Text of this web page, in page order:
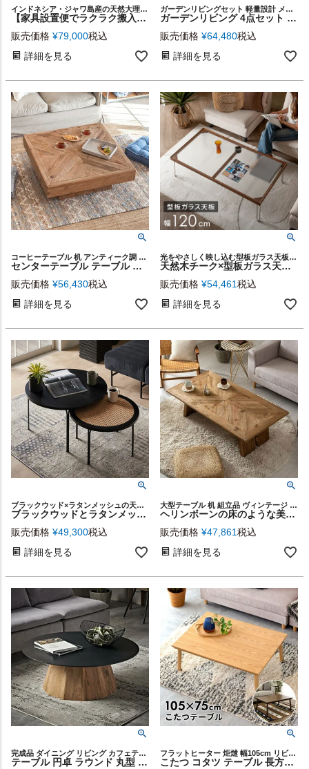
インドネシア・ジャワ島産の天然大理石とモンキーポッド（スワールウッド）を贅沢に使用、洗練されたデザインの丸いローテーブル
【家具設置便でラクラク搬入】直径約90cm天然大理石の丸いローテーブル（セレスティアルマーブル）[14245]
販売価格 ¥79,000税込
詳細を見る
ガーデンリビングセット 軽量設計 メッシュ セット売り 屋外
ガーデンリビング 4点セット ガーデン テーブル ソファ モダン ラタン ひじ掛け ガーデンファニチャー ホテル カフェ ベランダ テラステーブル 庭 屋外 バルコニー ホワイト ブラック 1人掛けソファ 2人掛けソファ アウトドア 家具 リビング 北欧 リゾート 西海岸 [91565]
販売価格 ¥64,480税込
詳細を見る
コーヒーテーブル 机 アンティーク調 カフェ 展示テーブル
センターテーブル テーブル 木製 W 100 × D 100 × H 36 cm 正方形 [91510]【 ローテーブル 大型 古材 パイン 大きめ 寄木 ジオメトリック 幾何学 おしゃれ ナチュラル ヴィンテージ ロースタイル 床座スタイル リビング 応接室 オフィス ディスプレイ台 店舗】
販売価格 ¥56,430税込
詳細を見る
光をやさしく映し込む型板ガラス天板と、温もりあるチーク材を組み合わせたテーブル
天然木チーク×型板ガラス天板のセンターテーブル 幅120cm[stc-67276]
販売価格 ¥54,461税込
詳細を見る
ブラックウッド×ラタンメッシュの天然素材を使用した、高級感とシンプルモダンな雰囲気漂うネストテーブル
ブラックウッドとラタンメッシュのコンビネーションが大人サーフスタイルにぴったりな丸いネストテーブル[ 67185 ]
販売価格 ¥49,300税込
詳細を見る
大型テーブル 机 組立品 ヴィンテージ 天然木 おうちカフェ
ヘリンボーンの床のような美しい天板 センターテーブル 約130×70cm [91557]
販売価格 ¥47,861税込
詳細を見る
完成品 ダイニング リビング カフェテーブル ネストテーブル ソファーテーブル サイド ナイト ソファ ロー 海外インテリア スタイリッシュ インダストリアル コースタル ヴィンテージ
テーブル 円卓 ラウンド 丸型 L ラウンドテーブル 約 W 90cm D 90cm H 32cm ブラック 天然木 ウッド デザイン シンプル 家具 インテリア センターテーブル ローテーブル コーヒーテーブル リゾート 店舗 カフェ おしゃれ 北欧 モダン ホテルライク サーフ 西海岸 [91607]
フラットヒーター 炬燵 幅105cm リビングテーブル 薄型ヒーター
こたつ コタツ テーブル 長方形 木製 W 105 × D 75 ナチュラル ブラウン [91492]【 こたつ本体 コタツ本体 センターテーブル 天然木 シンプル おしゃれ カーボンフラットヒーター 300W 暖房器具 こたつテーブル 家具調 オールシーズン 北欧 カジュアル モダン 在宅勤務】